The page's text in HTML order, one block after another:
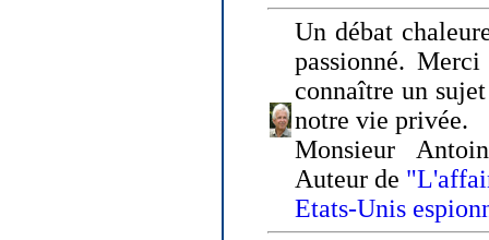
Un débat
passionné.
connaître un
notre vie privée.
Monsieur
Auteur de
Etats-Unis